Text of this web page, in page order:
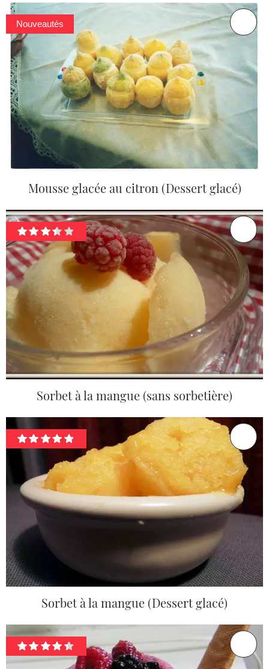
Nouveautés
Mousse glacée au citron (Dessert glacé)
Sorbet à la mangue (sans sorbetière)
Sorbet à la mangue (Dessert glacé)